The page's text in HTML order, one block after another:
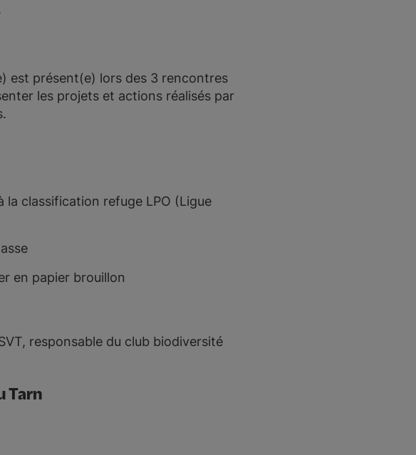
est présent(e) lors des 3 rencontres
les projets et actions réalisés par
la classification refuge LPO (Ligue
en papier brouillon
responsable du club biodiversité
Tarn